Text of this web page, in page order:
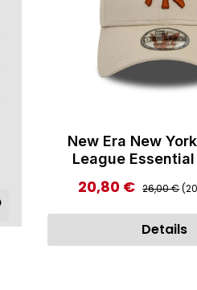
New Era New
League Essential
Verkaufspreis:
20,80 € Regulärer
26,00 €
Details